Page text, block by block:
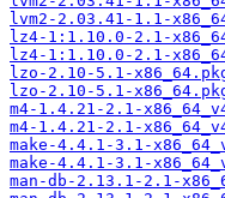
lvm2-2.03.41-1.1-
lz4-1:1.10.0-2.1-
lz4-1:1.10.0-2.1-
lzo-2.10-5.1-
lzo-2.10-5.1-
m4-1.4.21-2.1-
m4-1.4.21-2.1-
make-4.4.1-3.1-
make-4.4.1-3.1-
man-db-2.13.1-2.1-